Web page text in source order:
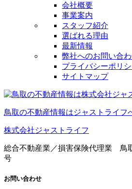
会社概要
事業案内
スタッフ紹介
選ばれる理由
最新情報
弊社へのお問い合
プライバシーポリ
サイトマップ
鳥取の不動産情報はジャストライフ
株式会社ジャストライフ
総合不動産業／損害保険代理業 鳥
号
お問い合わせ